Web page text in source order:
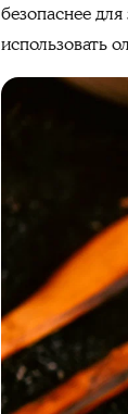
безопаснее
использовать